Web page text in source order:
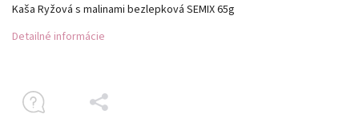
Kaša Ryžová s malinami bezlepková SEMIX 65g
Detailné informácie